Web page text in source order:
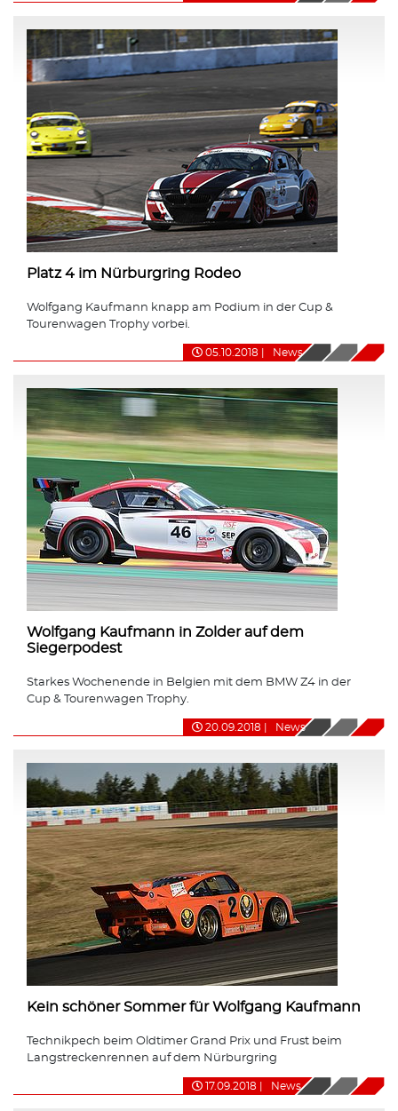
Platz 4 im Nürburgring Rodeo
Wolfgang Kaufmann knapp am Podium in der Cup &
Tourenwagen Trophy vorbei.
05.10.2018 News
Wolfgang Kaufmann in Zolder auf dem
Siegerpodest
Starkes Wochenende in Belgien mit dem BMW Z4 in der
Cup & Tourenwagen Trophy.
20.09.2018 News
Kein schöner Sommer für Wolfgang Kaufmann
Technikpech beim Oldtimer Grand Prix und Frust beim
Langstreckenrennen auf dem Nürburgring
17.09.2018 News